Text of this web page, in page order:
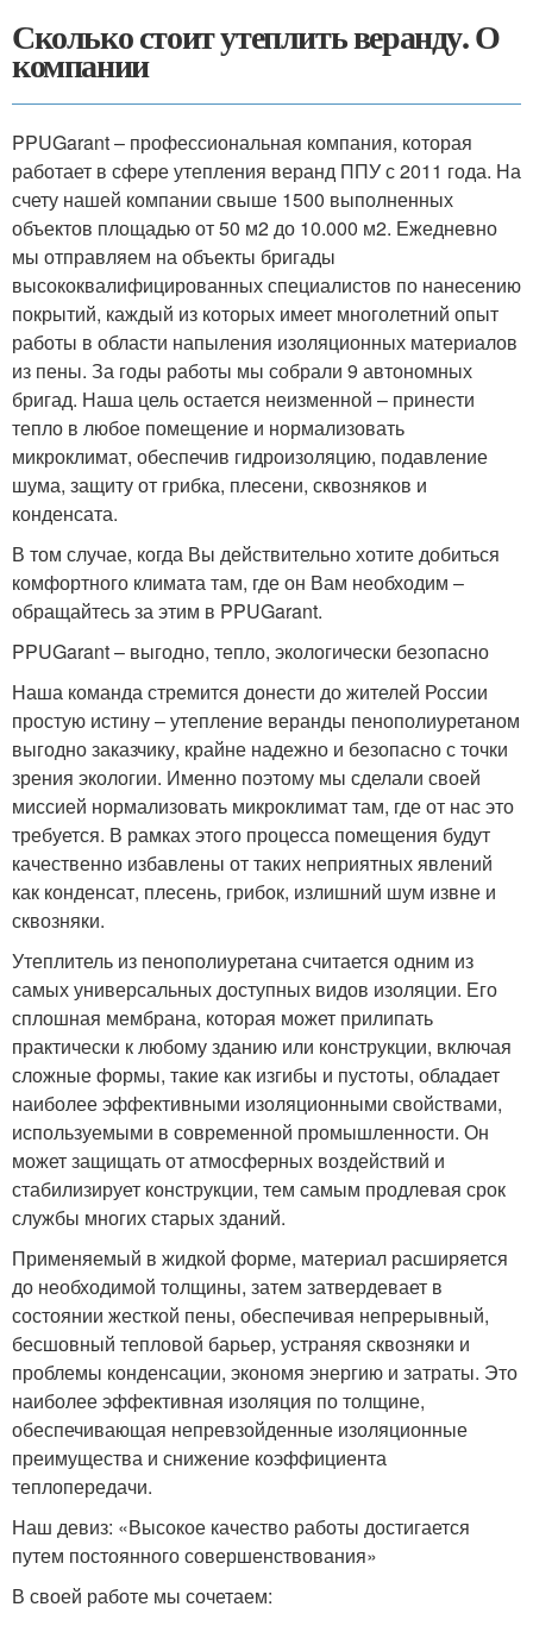
Сколько стоит утеплить веранду. О
компании
PPUGarant – профессиональная компания, которая
работает в сфере утепления веранд ППУ с 2011 года. На
счету нашей компании свыше 1500 выполненных
объектов площадью от 50 м2 до 10.000 м2. Ежедневно
мы отправляем на объекты бригады
высококвалифицированных специалистов по нанесению
покрытий, каждый из которых имеет многолетний опыт
работы в области напыления изоляционных материалов
из пены. За годы работы мы собрали 9 автономных
бригад. Наша цель остается неизменной – принести
тепло в любое помещение и нормализовать
микроклимат, обеспечив гидроизоляцию, подавление
шума, защиту от грибка, плесени, сквозняков и
конденсата.
В том случае, когда Вы действительно хотите добиться
комфортного климата там, где он Вам необходим –
обращайтесь за этим в PPUGarant.
PPUGarant – выгодно, тепло, экологически безопасно
Наша команда стремится донести до жителей России
простую истину – утепление веранды пенополиуретаном
выгодно заказчику, крайне надежно и безопасно с точки
зрения экологии. Именно поэтому мы сделали своей
миссией нормализовать микроклимат там, где от нас это
требуется. В рамках этого процесса помещения будут
качественно избавлены от таких неприятных явлений
как конденсат, плесень, грибок, излишний шум извне и
сквозняки.
Утеплитель из пенополиуретана считается одним из
самых универсальных доступных видов изоляции. Его
сплошная мембрана, которая может прилипать
практически к любому зданию или конструкции, включая
сложные формы, такие как изгибы и пустоты, обладает
наиболее эффективными изоляционными свойствами,
используемыми в современной промышленности. Он
может защищать от атмосферных воздействий и
стабилизирует конструкции, тем самым продлевая срок
службы многих старых зданий.
Применяемый в жидкой форме, материал расширяется
до необходимой толщины, затем затвердевает в
состоянии жесткой пены, обеспечивая непрерывный,
бесшовный тепловой барьер, устраняя сквозняки и
проблемы конденсации, экономя энергию и затраты. Это
наиболее эффективная изоляция по толщине,
обеспечивающая непревзойденные изоляционные
преимущества и снижение коэффициента
теплопередачи.
Наш девиз: «Высокое качество работы достигается
путем постоянного совершенствования»
В своей работе мы сочетаем: